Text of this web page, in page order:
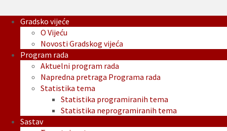
Gradsko vijeće
O Vijeću
Novosti Gradskog vijeća
Program rada
Aktuelni program rada
Napredna pretraga Programa rada
Statistika tema
Statistika programiranih tema
Statistika neprogramiranih tema
Sastav